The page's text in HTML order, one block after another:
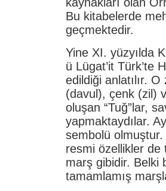
Bu kitabelerde
geçmektedir.
Yine XI. yüzyılda
ü Lügat’it Türk’te
edildiği anlatılır.
(davul), çenk (zil)
oluşan “Tuğ”lar,
yapmaktaydılar.
sembolü
resmi özellikler de
marş gibidir. Belki
tamamlamış